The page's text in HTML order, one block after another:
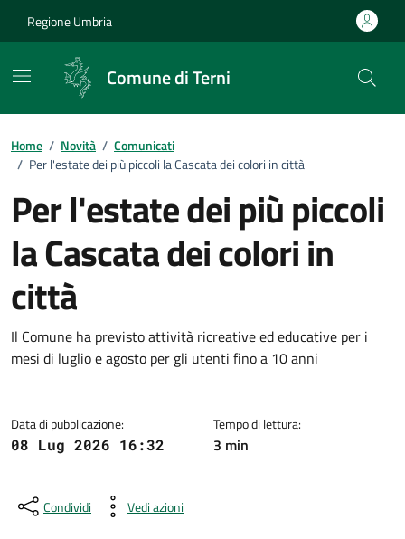
Regione Umbria
Comune di Terni
Home / Novità / Comunicati
/ Per l'estate dei più piccoli la Cascata dei colori in città
Per l'estate dei più piccoli
la Cascata dei colori in
città
Dettagli della notizia
Il Comune ha previsto attività ricreative ed educative per i
mesi di luglio e agosto per gli utenti fino a 10 anni
Data di pubblicazione:
08 Lug 2026 16:32
Tempo di lettura:
3 min
Condividi Vedi azioni